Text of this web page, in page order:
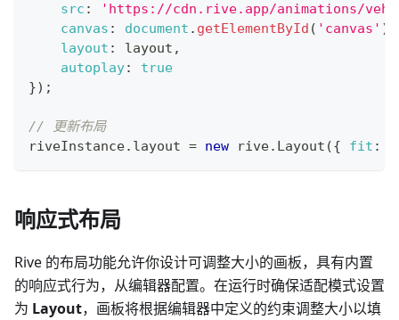
src :
'https://cdn.rive.app/animations/
canvas : document . getElementById ( 'canvas' )
layout : layout ,
autoplay:
true
}) ;
// 更新布局
riveInstance. layout = new rive. Layout ({ fit :
响应式布局
Rive 的布局功能允许你设计可调整大小的画板，具有内置
的响应式行为，从编辑器配置。在运行时确保适配模式设置
为 Layout，画板将根据编辑器中定义的约束调整大小以填